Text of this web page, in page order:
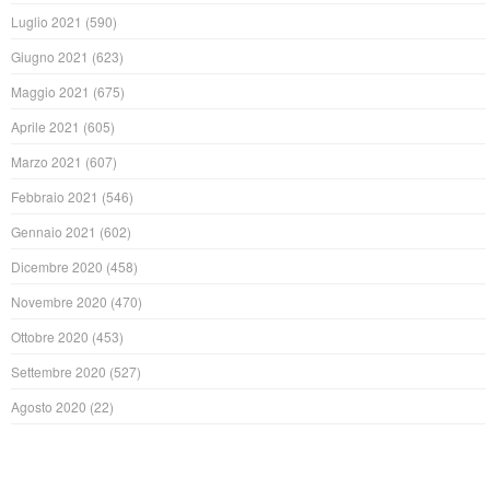
Luglio 2021 (590)
Giugno 2021 (623)
Maggio 2021 (675)
Aprile 2021 (605)
Marzo 2021 (607)
Febbraio 2021 (546)
Gennaio 2021 (602)
Dicembre 2020 (458)
Novembre 2020 (470)
Ottobre 2020 (453)
Settembre 2020 (527)
Agosto 2020 (22)